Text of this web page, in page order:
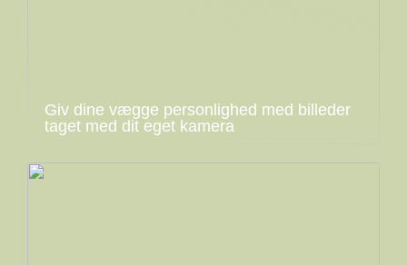
Giv dine vægge personlighed med billeder
taget med dit eget kamera